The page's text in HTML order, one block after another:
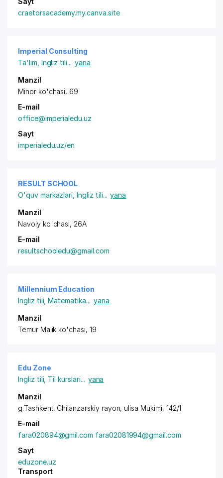
craetorsacademy.my.canva.site
Imperial Consulting
Ta'lim Ingliz tili... yana
Manzil
Minor ko'chasi, 69
E-mail
office@imperialedu.uz
Sayt
imperialedu.uz/en
RESULT SCHOOL
O'quv markazlari ,Ingliz tili... yana
Manzil
Navoiy ko'chasi, 26А
E-mail
resultschooledu@gmail.com
Millennium Education
Ingliz tili ,Matematika... yana
Manzil
Temur Malik ko'chasi, 19
Edu Zone
Ingliz tili Til kurslari... yana
Manzil
g.Tashkent, Chilanzarskiy rayon, ulisa Mukimi, 142/1
E-mail
fara020894@gmil.com fara02081994@gmail.com
Sayt
eduzone.uz
Transport